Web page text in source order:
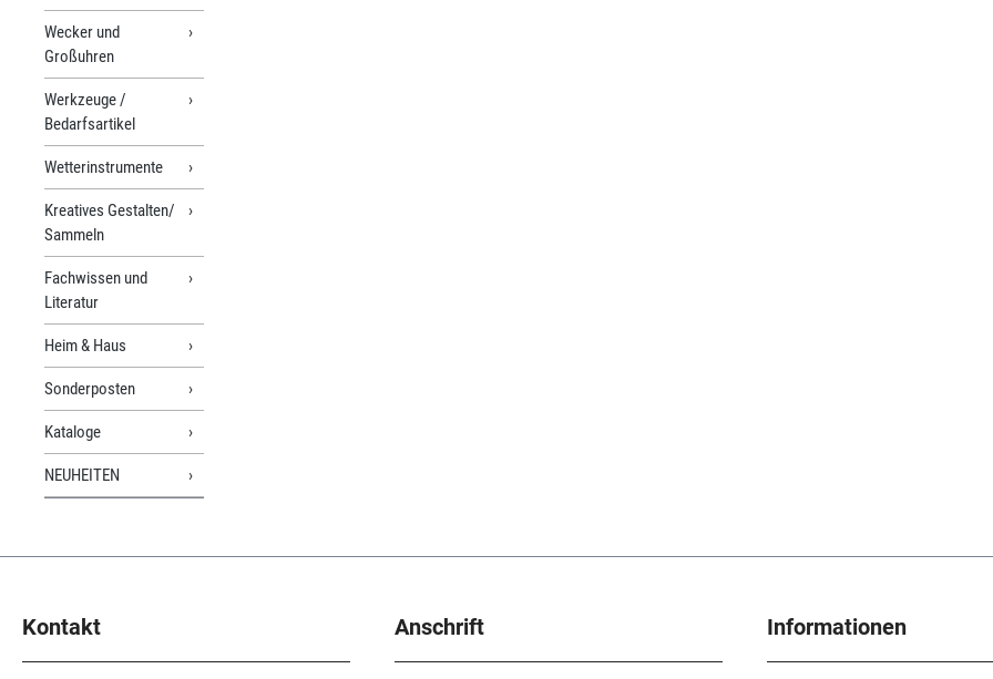
Wecker und
Großuhren
Werkzeuge /
Bedarfsartikel
Wetterinstrumente
Kreatives Gestalten/
Sammeln
Fachwissen und
Literatur
Heim & Haus
Sonderposten
Kataloge
NEUHEITEN
Kontakt Anschrift Informationen